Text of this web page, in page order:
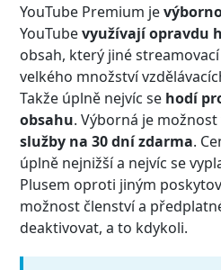
YouTube Premium je
YouTubevyužívají opravdu
obsah, který jiné
velkého množství
Takže úplně nejvíc se hodí
obsahu. Výborná je
služby na 30 dní zdarma.
úplně nejnižší a nejvíc se
Plusem oproti jiným
možnost členství a
deaktivovat, a to kdykoli.